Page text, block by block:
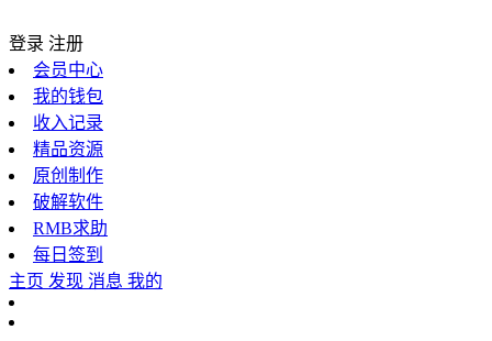
登录 注册
会员中心
我的钱包
收入记录
精品资源
原创制作
破解软件
RMB求助
每日签到
主页 发现 消息 我的